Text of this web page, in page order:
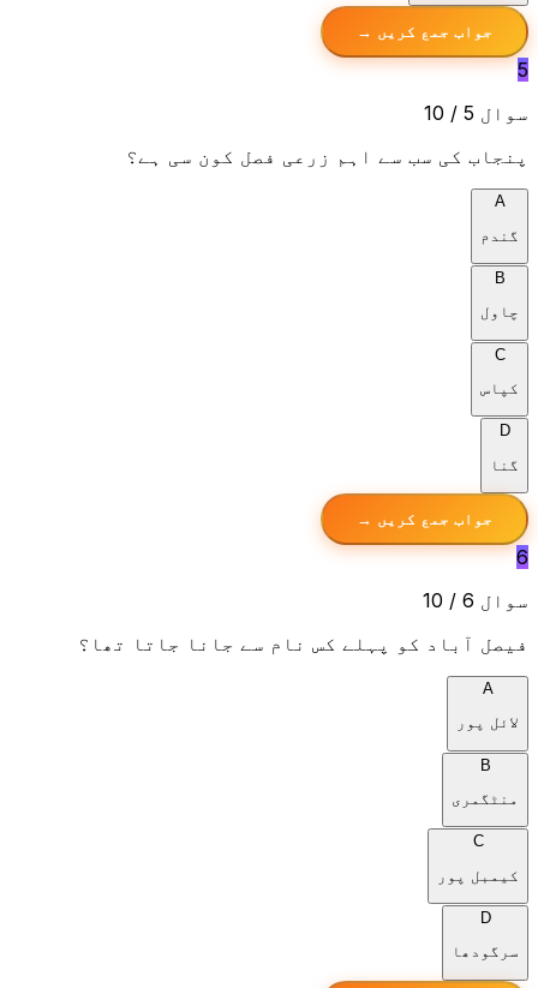
جواب جمع کریں →
5
سوال 5 / 10
پنجاب کی سب سے اہم زرعی فصل کون سی ہے؟
A
گندم
B
چاول
C
کپاس
D
گنا
جواب جمع کریں →
6
سوال 6 / 10
فیصل آباد کو پہلے کس نام سے جانا جاتا تھا؟
A
لائل پور
B
منٹگمری
C
کیمبل پور
D
سرگودھا